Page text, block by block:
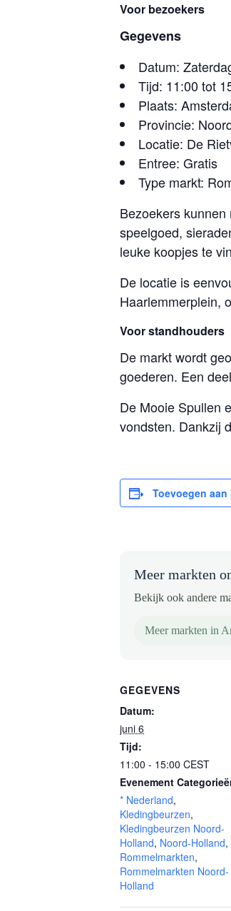
Voor bezoekers
Gegevens
Datum:
Tijd: 11:00 tot
Plaats:
Provincie:
Locatie: De
Entree: Gratis
Type markt:
Bezoekers
speelgoed,
leuke koopjes te
De locatie is
Haarlemmerplein,
Voor standhouders
De markt wordt
goederen. Een
De Mooie Spullen
vondsten. Dankzij
Toevoegen
Meer markten
Bekijk ook andere
Meer markten in
GEGEVENS
Datum:
juni 6
Tijd:
11:00 - 15:00 CEST
Evenement
* Nederland,
Kledingbeurzen,
Kledingbeurzen Noord-
Holland, Noord-Holland,
Rommelmarkten,
Rommelmarkten Noord-
Holland